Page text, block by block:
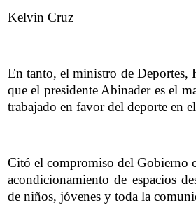
Kelvin Cruz
En tanto, el ministro de Deportes,
que el presidente Abinader es el
trabajado en favor del deporte en
Citó el compromiso del Gobierno
acondicionamiento de espacios
de niños, jóvenes y toda la